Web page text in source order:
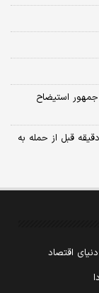
استیضاح
زئیس سازمان هواپیمایی: گزارش ورود هواگردها ٣٠ دقیقه قبل از حمله به
اقتصاد